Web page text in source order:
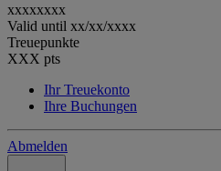
xxxxxxxx
Valid until xx/xx/xxxx
Treuepunkte
XXX pts
Ihr Treuekonto
Ihre Buchungen
Abmelden